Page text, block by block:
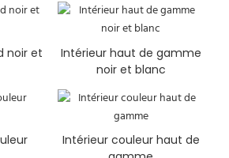
noir et
Intérieur haut de gamme
noir et blanc
Intérieur couleur haut de